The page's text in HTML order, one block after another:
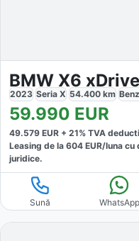
BMW X6
2023 Seria X 54.400 km
59.990 EUR
49.579 EUR + 21% TVA
Leasing de la 604 EUR/luna cu
juridice.
Sună WhatsApp